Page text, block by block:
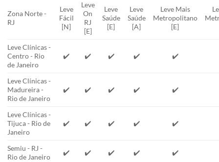
Zona Norte -
RJ
Leve
Fácil
[N]
Leve
On
RJ
[E]
Leve
Saúde
[E]
Leve
Saúde
[A]
Leve Mais
Metropolitano
[E]
Leve Clínicas -
Centro - Rio
de Janeiro
✔️ ✔️ ✔️ ✔️ ✔️
Leve Clínicas -
Madureira -
Rio de Janeiro
✔️ ✔️ ✔️ ✔️ ✔️
Leve Clínicas -
Tijuca - Rio de
Janeiro
✔️ ✔️ ✔️ ✔️ ✔️
Semiu - RJ -
Rio de Janeiro
✔️ ✔️ ✔️ ✔️ ✔️